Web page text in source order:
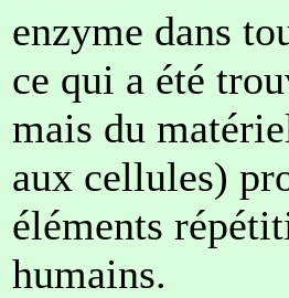
enzyme dans
ce qui a été
mais du
aux cellules)
éléments
humains.